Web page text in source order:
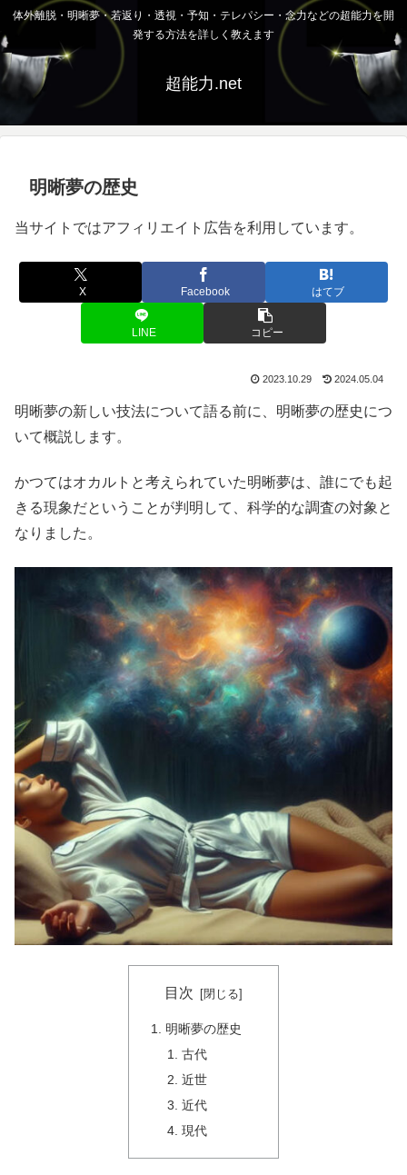
体外離脱・明晰夢・若返り・透視・予知・テレパシー・念力などの超能力を開
発する方法を詳しく教えます
超能力.net
明晰夢の歴史
当サイトではアフィリエイト広告を利用しています。
X Facebook はてブ
LINE コピー
2023.10.29 2024.05.04
明晰夢の新しい技法について語る前に、明晰夢の歴史につ
いて概説します。
かつてはオカルトと考えられていた明晰夢は、誰にでも起
きる現象だということが判明して、科学的な調査の対象と
なりました。
目次
明晰夢の歴史
古代
近世
近代
現代